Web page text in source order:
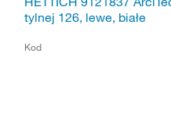
tylnej 126, lewe, białe
Kod